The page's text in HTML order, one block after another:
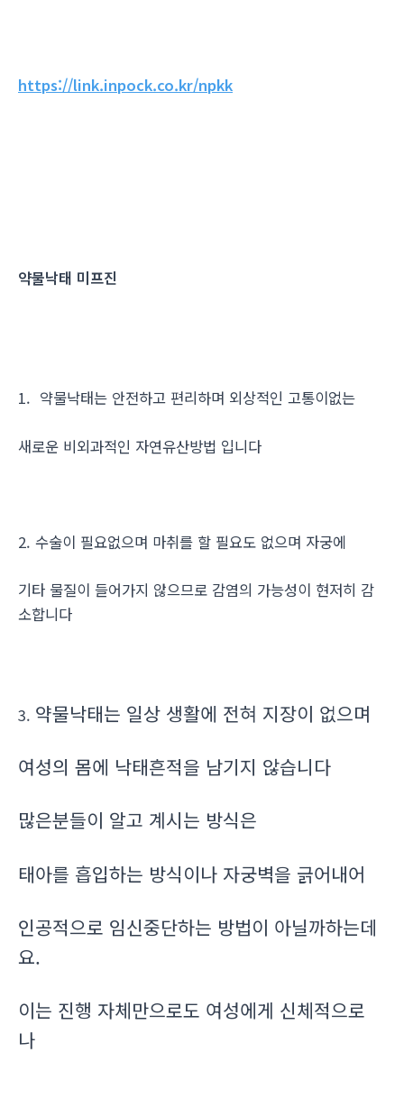
https://link.inpock.co.kr/npkk
약물낙태 미프진
1. 약물낙태는 안전하고 편리하며 외상적인 고통이없는
새로운 비외과적인 자연유산방법 입니다
2. 수술이 필요없으며 마취를 할 필요도 없으며 자궁에
기타 물질이 들어가지 않으므로 감염의 가능성이 현저히 감
소합니다
3. 약물낙태는 일상 생활에 전혀 지장이 없으며
여성의 몸에 낙태흔적을 남기지 않습니다
많은분들이 알고 계시는 방식은
태아를 흡입하는 방식이나 자궁벽을 긁어내어
인공적으로 임신중단하는 방법이 아닐까하는데
요.
이는 진행 자체만으로도 여성에게 신체적으로
나